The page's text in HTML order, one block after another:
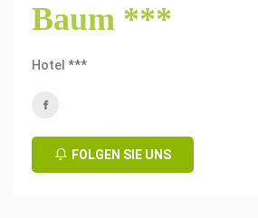
Baum ***
Hotel ***
FOLGEN SIE UNS